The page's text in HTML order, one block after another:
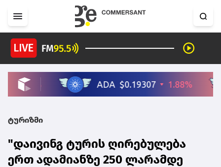
ტურიზმი
"დაივინგ ტურის ღირებულება
ერთ ადამიანზე 250 ლარამდე